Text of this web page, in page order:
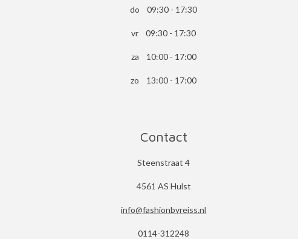
do 09:30 - 17:30
vr 09:30 - 17:30
za 10:00 - 17:00
zo 13:00 - 17:00
Contact
Steenstraat 4
4561 AS Hulst
info@fashionbyreiss.nl
0114-312248